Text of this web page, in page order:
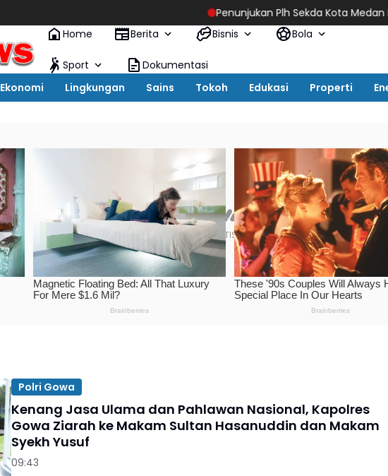
Penunjukan Plh Sekda Kota Medan Disorot, Adi
Home
Berita Bisnis Bola
Sport
Dokumentasi
Ekonomi Lingkungan Sains Tokoh Edukasi Properti
Polri Gowa
Kenang Jasa Ulama dan Pahlawan Nasional, Kapolres
Gowa Ziarah ke Makam Sultan Hasanuddin dan Makam
Syekh Yusuf
09:43